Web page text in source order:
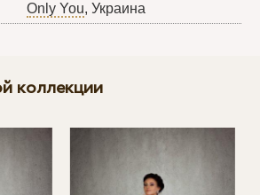
Only You, Украина
коллекции